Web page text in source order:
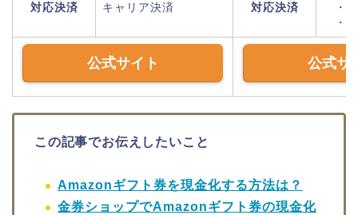
対応決済 キャリア決済 対応決済
・ク
・後
公式サイト 公式サ
この記事でお伝えしたいこと
Amazonギフト券を現金化する方法は？
金券ショップでAmazonギフト券の現金化